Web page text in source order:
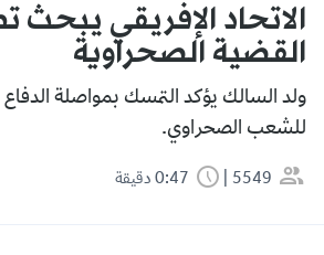
الاتحاد الإفريقي يبحث
القضية الصحراوية
ولد السالك يؤكد التمسك بمواصلة
للشعب الصحراوي.
5549